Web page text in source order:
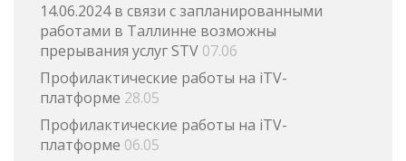
14.06.2024 в связи с запланированными
работами в Таллинне возможны
прерывания услуг STV 07.06
Профилактические работы на iTV-
платформе 28.05
Профилактические работы на iTV-
платформе 06.05